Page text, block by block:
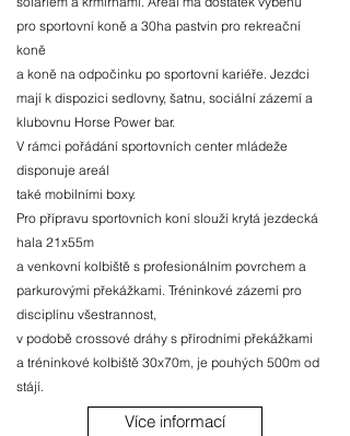
pro sportovní koně a 30ha pastvin pro rekreační
koně
a koně na odpočinku po sportovní kariéře. Jezdci
mají k dispozici sedlovny, šatnu, sociální zázemí a
klubovnu Horse Power bar.
V rámci pořádání sportovních center mládeže
disponuje areál
také mobilními boxy.
Pro přípravu sportovních koní slouží krytá jezdecká
hala 21x55m
a venkovní kolbiště s profesionálním povrchem a
parkurovými překážkami. Tréninkové zázemí pro
disciplínu všestrannost,
v podobě crossové dráhy s přírodními překážkami
a tréninkové kolbiště 30x70m, je pouhých 500m od
stájí.
Více informací